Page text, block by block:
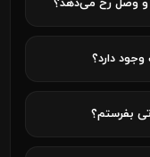
و وصل رخ می‌دهد؟
وجود دارد؟
بفرستم؟